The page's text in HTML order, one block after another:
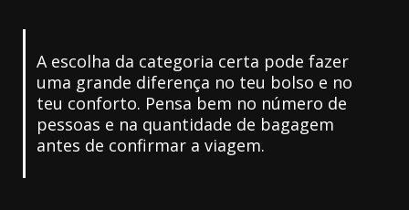
A escolha da categoria certa pode fazer
uma grande diferença no teu bolso e no
teu conforto. Pensa bem no número de
pessoas e na quantidade de bagagem
antes de confirmar a viagem.